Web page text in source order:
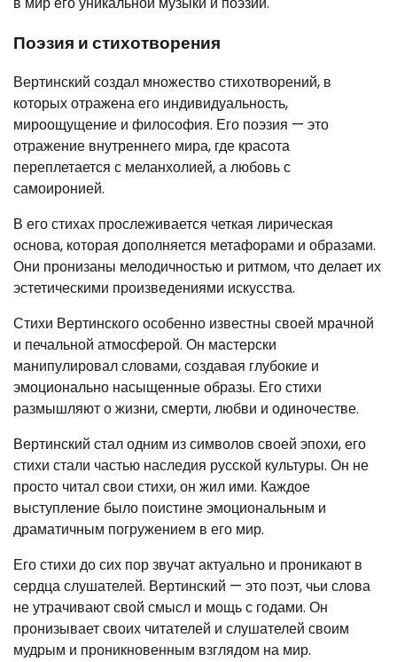
Поэзия и стихотворения
Вертинский создал множество стихотворений, в
которых отражена его индивидуальность,
мироощущение и философия. Его поэзия — это
отражение внутреннего мира, где красота
переплетается с меланхолией, а любовь с
самоиронией.
В его стихах прослеживается четкая лирическая
основа, которая дополняется метафорами и образами.
Они пронизаны мелодичностью и ритмом, что делает их
эстетическими произведениями искусства.
Стихи Вертинского особенно известны своей мрачной
и печальной атмосферой. Он мастерски
манипулировал словами, создавая глубокие и
эмоционально насыщенные образы. Его стихи
размышляют о жизни, смерти, любви и одиночестве.
Вертинский стал одним из символов своей эпохи, его
стихи стали частью наследия русской культуры. Он не
просто читал свои стихи, он жил ими. Каждое
выступление было поистине эмоциональным и
драматичным погружением в его мир.
Его стихи до сих пор звучат актуально и проникают в
сердца слушателей. Вертинский — это поэт, чьи слова
не утрачивают свой смысл и мощь с годами. Он
пронизывает своих читателей и слушателей своим
мудрым и проникновенным взглядом на мир.